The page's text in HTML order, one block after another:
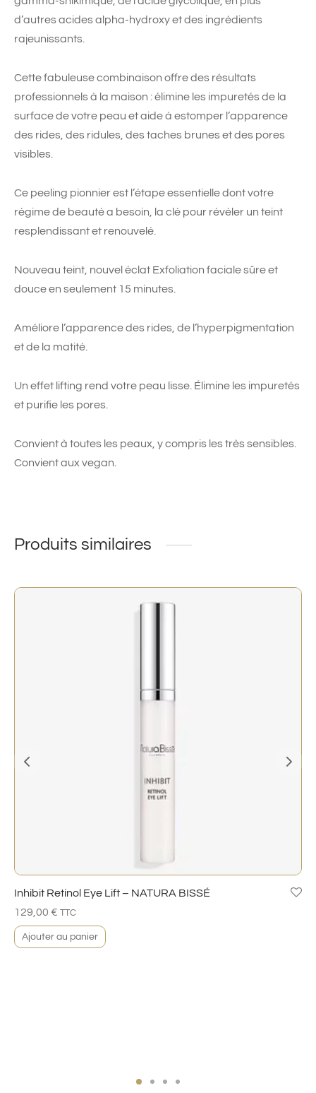
d’autres acides alpha-hydroxy et des ingrédients
rajeunissants.
Cette fabuleuse combinaison offre des résultats
professionnels à la maison : élimine les impuretés de la
surface de votre peau et aide à estomper l’apparence
des rides, des ridules, des taches brunes et des pores
visibles.
Ce peeling pionnier est l’étape essentielle dont votre
régime de beauté a besoin, la clé pour révéler un teint
resplendissant et renouvelé.
Nouveau teint, nouvel éclat Exfoliation faciale sûre et
douce en seulement 15 minutes.
Améliore l’apparence des rides, de l’hyperpigmentation
et de la matité.
Un effet lifting rend votre peau lisse. Élimine les impuretés
et purifie les pores.
Convient à toutes les peaux, y compris les très sensibles.
Convient aux vegan.
Produits similaires
Inhibit Retinol Eye Lift – NATURA BISSÉ
129,00 € TTC
Ajouter au panier